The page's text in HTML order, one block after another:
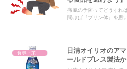
痛風の予防ってどうすれ
聞けば『プリン体』を思
食事・栄養・サプリ
日清オイリオのア
ールドプレス製法